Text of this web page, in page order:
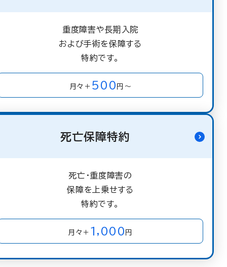
重度障害や長期入院
および手術を保障する
特約です。
月々＋ 500 円～
死亡保障特約
死亡・重度障害の
保障を上乗せする
特約です。
月々＋ 1,000 円